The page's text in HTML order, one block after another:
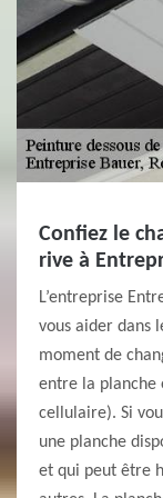
Confiez le
rive à
L’entreprise
vous aider dans
moment de
entre la planche
cellulaire). Si
une planche
et qui peut être